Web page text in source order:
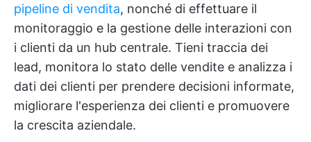
pipeline di vendita, nonché di effettuare il
monitoraggio e la gestione delle interazioni con
i clienti da un hub centrale. Tieni traccia dei
lead, monitora lo stato delle vendite e analizza i
dati dei clienti per prendere decisioni informate,
migliorare l'esperienza dei clienti e promuovere
la crescita aziendale.